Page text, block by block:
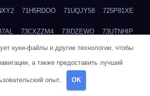
71H5RDOO 71UQJY58 725P81XE
73CXZZM4 73IDZEWO 73UTNHIP
745ACL1O 74DPJX4S 74DVDXRM
76BJGQ4F
куки-файлы и другие технологии, чтобы
а также предоставить лучший
опыт. OK